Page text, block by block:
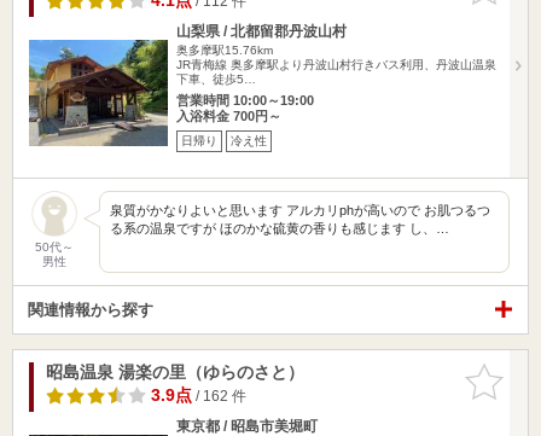
山梨県 / 北都留郡丹波山村
奥多摩駅15.76km
JR青梅線 奥多摩駅より丹波山村行きバス利用、丹波山温泉
下車、徒歩5…
営業時間 10:00～19:00
入浴料金 700円～
日帰り 冷え性
50代～
男性
泉質がかなりよいと思います アルカリphが高いので お肌つるつ
る系の温泉ですが ほのかな硫黄の香りも感じます し、…
関連情報から探す
お気に入
りに追加
昭島温泉 湯楽の里（ゆらのさと）
3.9点/ 162 件
東京都 / 昭島市美堀町